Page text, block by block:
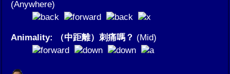
(Anywhere)
Animality: （中距離）刺痛嗎？ (Mid)